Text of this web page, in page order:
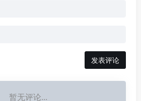
发表评论
暂无评论...